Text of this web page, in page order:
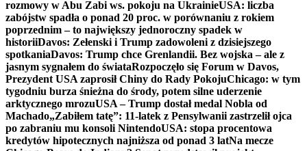
rozmowy w Abu Zabi ws. pokoju na UkrainieUSA: liczba
zabójstw spadła o ponad 20 proc. w porównaniu z rokiem
poprzednim – to największy jednoroczny spadek w
historiiDavos: Zełenski i Trump zadowoleni z dzisiejszego
spotkaniaDavos: Trump chce Grenlandii. Bez wojska – ale z
jasnym sygnałem do świataRozpoczęło się Forum w Davos,
Prezydent USA zaprosił Chiny do Rady PokojuChicago: w tym
tygodniu burza śnieżna do środy, potem silne uderzenie
arktycznego mrozuUSA – Trump dostał medal Nobla od
Machado„Zabiłem tatę”: 11-latek z Pensylwanii zastrzelił ojca
po zabraniu mu konsoli NintendoUSA: stopa procentowa
kredytów hipotecznych najniższa od ponad 3 latNa mecze